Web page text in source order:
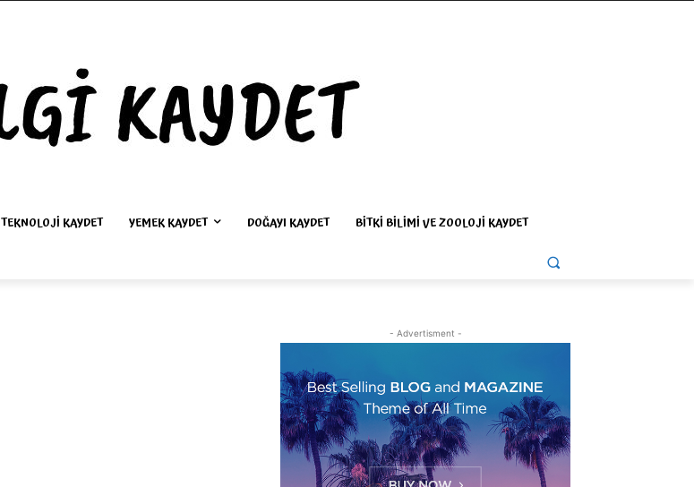
TEKNOLOJI KAYDET YEMEK KAYDET DOĞAYI KAYDET BITKI BILIMI VE ZOOLOJI KAYDET
- Advertisment -